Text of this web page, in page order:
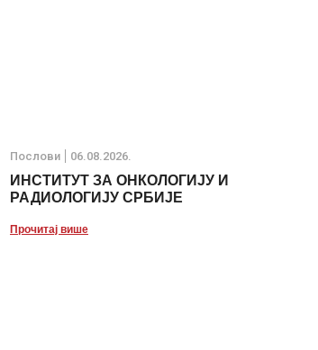
Послови 06.08.2026.
ИНСТИТУТ ЗА ОНКОЛОГИЈУ И
РАДИОЛОГИЈУ СРБИЈЕ
Прочитај више